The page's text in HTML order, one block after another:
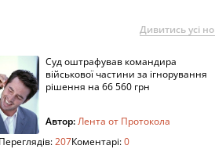
Дивитись усі
Суд оштрафував командира
військової частини за ігнорування
рішення на 66 560 грн
Автор:Лента от Протокола
Переглядів:207Коментарі:0